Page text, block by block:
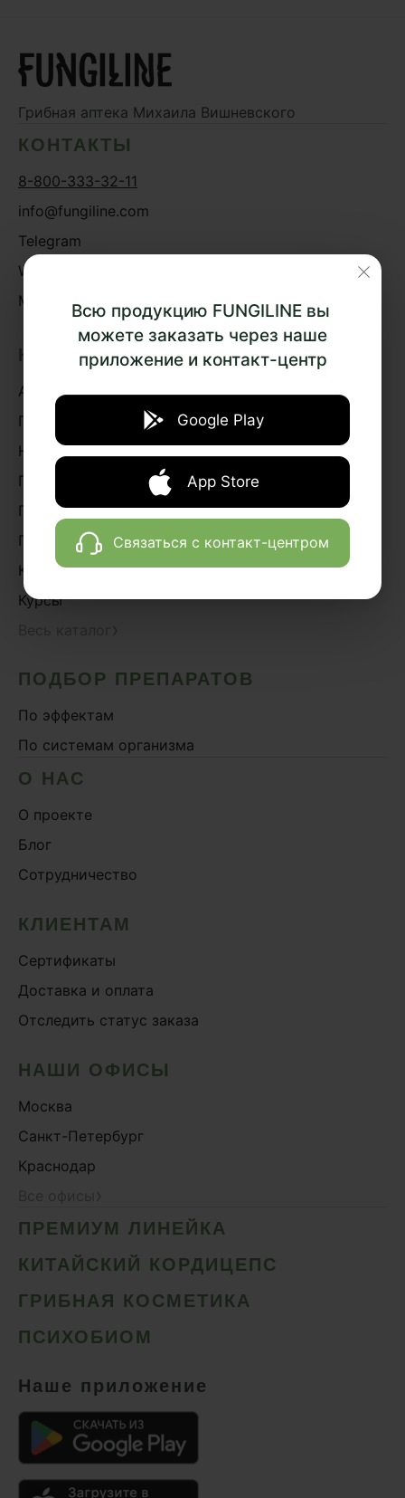
Всю продукцию FUNGILINE вы
можете заказать через наше
приложение и контакт-центр
Google Play
App Store
Связаться с контакт-центром
Грибная аптека Михаила Вишневского
КОНТАКТЫ
8-800-333-32-11
info@fungiline.com
Telegram
WhatsApp
MAX
КАТАЛОГ
Акции
Грибная аптека
Наборы
Грибная косметика
Грибное питание
Подарки и сувениры
Книги
Курсы
ПОДБОР ПРЕПАРАТОВ
По эффектам
По системам организма
О НАС
О проекте
Блог
Сотрудничество
КЛИЕНТАМ
Сертификаты
Доставка и оплата
Отследить статус заказа
НАШИ ОФИСЫ
Москва
Санкт-Петербург
Краснодар
ПРЕМИУМ ЛИНЕЙКА
КИТАЙСКИЙ КОРДИЦЕПС
ГРИБНАЯ КОСМЕТИКА
ПСИХОБИОМ
Наше приложение